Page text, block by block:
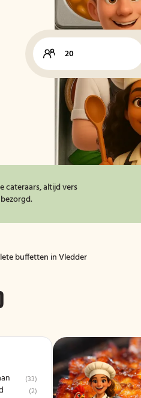
cateraars, altijd vers
buffetten in Vledder
(33)
(2)